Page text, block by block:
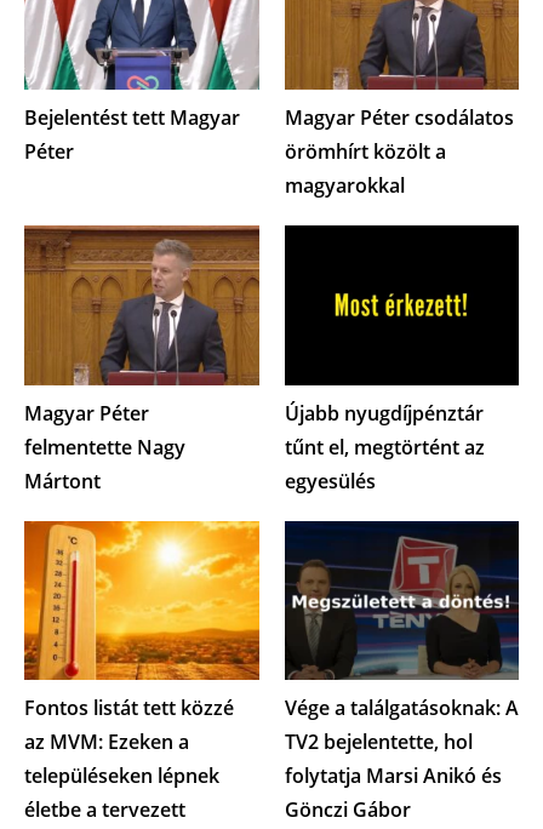
Bejelentést tett Magyar
Péter
Magyar Péter csodálatos
örömhírt közölt a
magyarokkal
Magyar Péter
felmentette Nagy
Mártont
Újabb nyugdíjpénztár
tűnt el, megtörtént az
egyesülés
Fontos listát tett közzé
az MVM: Ezeken a
településeken lépnek
életbe a tervezett
Vége a találgatásoknak: A
TV2 bejelentette, hol
folytatja Marsi Anikó és
Gönczi Gábor